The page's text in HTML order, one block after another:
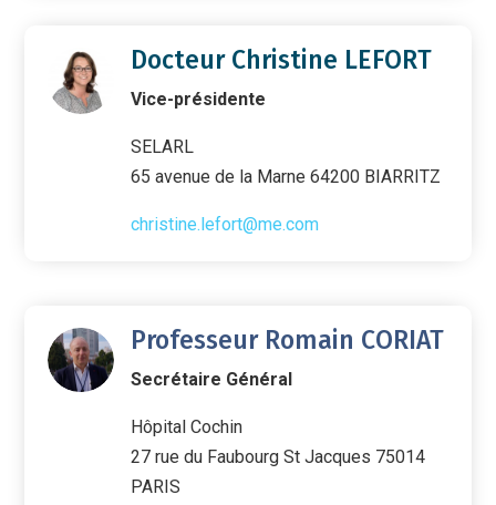
Docteur Christine LEFORT
Vice-présidente
SELARL
65 avenue de la Marne 64200 BIARRITZ
christine.lefort@me.com
Professeur Romain CORIAT
Secrétaire Général
Hôpital Cochin
27 rue du Faubourg St Jacques 75014
PARIS